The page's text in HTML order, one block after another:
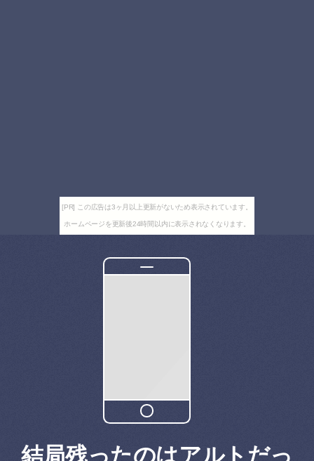
[PR] この広告は3ヶ月以上更新がないため表示されています。
ホームページを更新後24時間以内に表示されなくなります。
結局残ったのはアルトだっ